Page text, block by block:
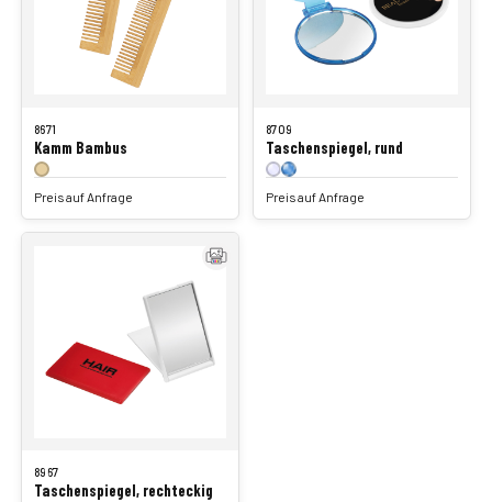
8671
Kamm Bambus
Preis auf Anfrage
8709
Taschenspiegel, rund
Preis auf Anfrage
8967
Taschenspiegel, rechteckig